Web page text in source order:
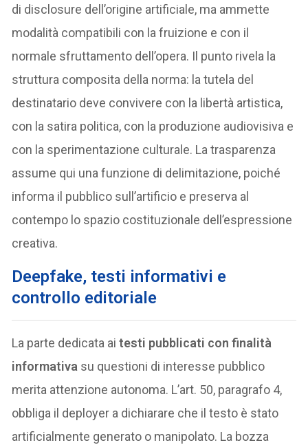
di disclosure dell’origine artificiale, ma ammette
modalità compatibili con la fruizione e con il
normale sfruttamento dell’opera. Il punto rivela la
struttura composita della norma: la tutela del
destinatario deve convivere con la libertà artistica,
con la satira politica, con la produzione audiovisiva e
con la sperimentazione culturale. La trasparenza
assume qui una funzione di delimitazione, poiché
informa il pubblico sull’artificio e preserva al
contempo lo spazio costituzionale dell’espressione
creativa.
Deepfake, testi informativi e
controllo editoriale
La parte dedicata aitesti pubblicati con finalità
informativa su questioni di interesse pubblico
merita attenzione autonoma. L’art. 50, paragrafo 4,
obbliga il deployer a dichiarare che il testo è stato
artificialmente generato o manipolato. La bozza